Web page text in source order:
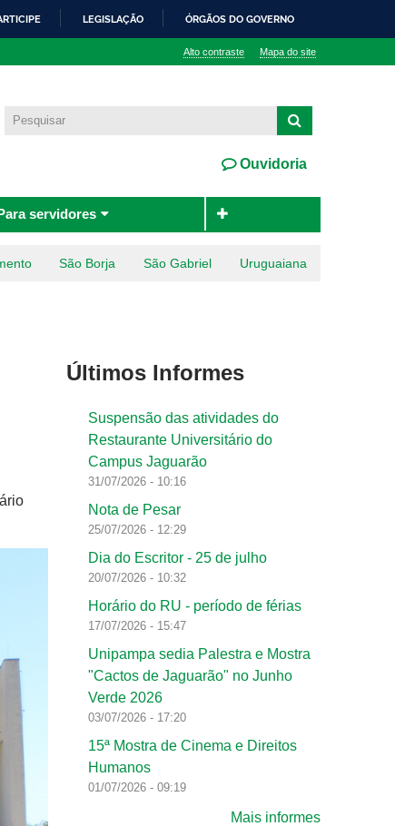
LEGISLAÇÃO ÓRGÃOS DO GOVERNO
Alto contraste Mapa do site
Ouvidoria
servidores
São Borja São Gabriel Uruguaiana
Últimos Informes
Suspensão das atividades do
Restaurante Universitário do
Campus Jaguarão
31/07/2026 - 10:16
Nota de Pesar
25/07/2026 - 12:29
Dia do Escritor - 25 de julho
20/07/2026 - 10:32
Horário do RU - período de férias
17/07/2026 - 15:47
Unipampa sedia Palestra e Mostra
"Cactos de Jaguarão" no Junho
Verde 2026
03/07/2026 - 17:20
15ª Mostra de Cinema e Direitos
Humanos
01/07/2026 - 09:19
Mais informes